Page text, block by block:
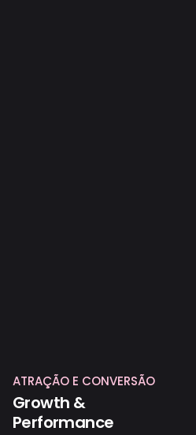
ATRAÇÃO E CONVERSÃO
Growth &
Performance